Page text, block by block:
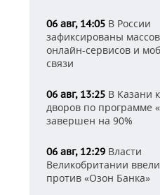
06 авг, 14:05 В России
зафиксированы
онлайн-сервисов и
связи
06 авг, 13:25 В Казани
дворов по программе
завершен на 90%
06 авг, 12:29 Власти
Великобритании
против «Озон Банка»